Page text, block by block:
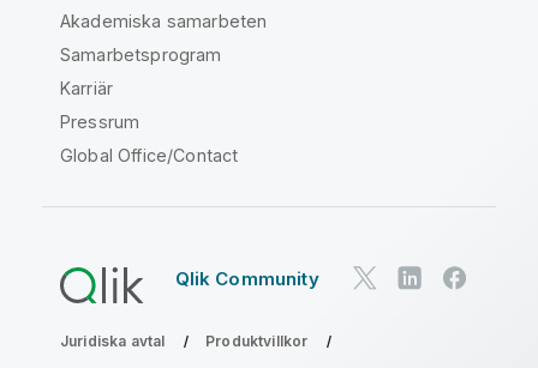
Akademiska samarbeten
Samarbetsprogram
Karriär
Pressrum
Global Office/Contact
Qlik Community
Juridiska avtal
Produktvillkor